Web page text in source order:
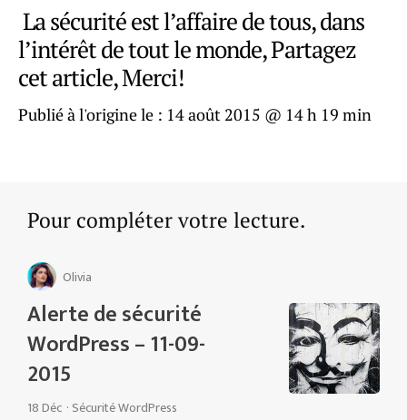
La sécurité est l’affaire de tous, dans
l’intérêt de tout le monde, Partagez
cet article, Merci!
Publié à l'origine le : 14 août 2015 @ 14 h 19 min
Pour compléter votre lecture.
Olivia
Alerte de sécurité
WordPress – 11-09-
2015
18 Déc · Sécurité WordPress